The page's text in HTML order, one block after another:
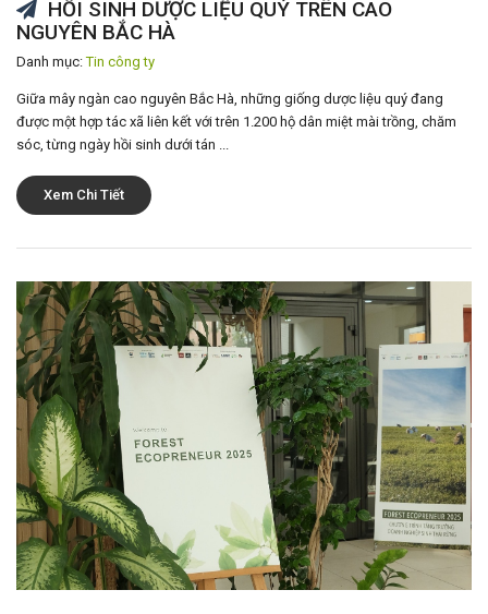
HỒI SINH DƯỢC LIỆU QUÝ TRÊN CAO
NGUYÊN BẮC HÀ
Danh mục:Tin công ty
Giữa mây ngàn cao nguyên Bắc Hà, những giống dược liệu quý đang
được một hợp tác xã liên kết với trên 1.200 hộ dân miệt mài trồng, chăm
sóc, từng ngày hồi sinh dưới tán ...
Xem Chi Tiết